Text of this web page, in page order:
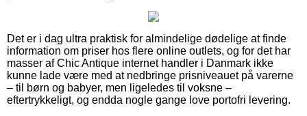
Det er i dag ultra praktisk for almindelige dødelige at finde
information om priser hos flere online outlets, og for det har
masser af Chic Antique internet handler i Danmark ikke
kunne lade være med at nedbringe prisniveauet på varerne
– til børn og babyer, men ligeledes til voksne –
eftertrykkeligt, og endda nogle gange love portofri levering.